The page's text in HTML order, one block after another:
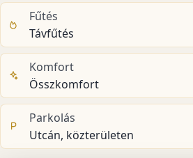
Fűtés
Távfűtés
Komfort
Összkomfort
Parkolás
Utcán, közterületen